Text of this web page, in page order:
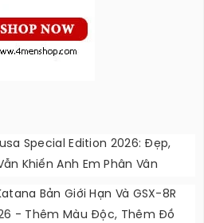
Special Edition 2026: Đẹp,
Khiến Anh Em Phân Vân
Bản Giới Hạn Và GSX-8R
- Thêm Màu Độc, Thêm Đồ